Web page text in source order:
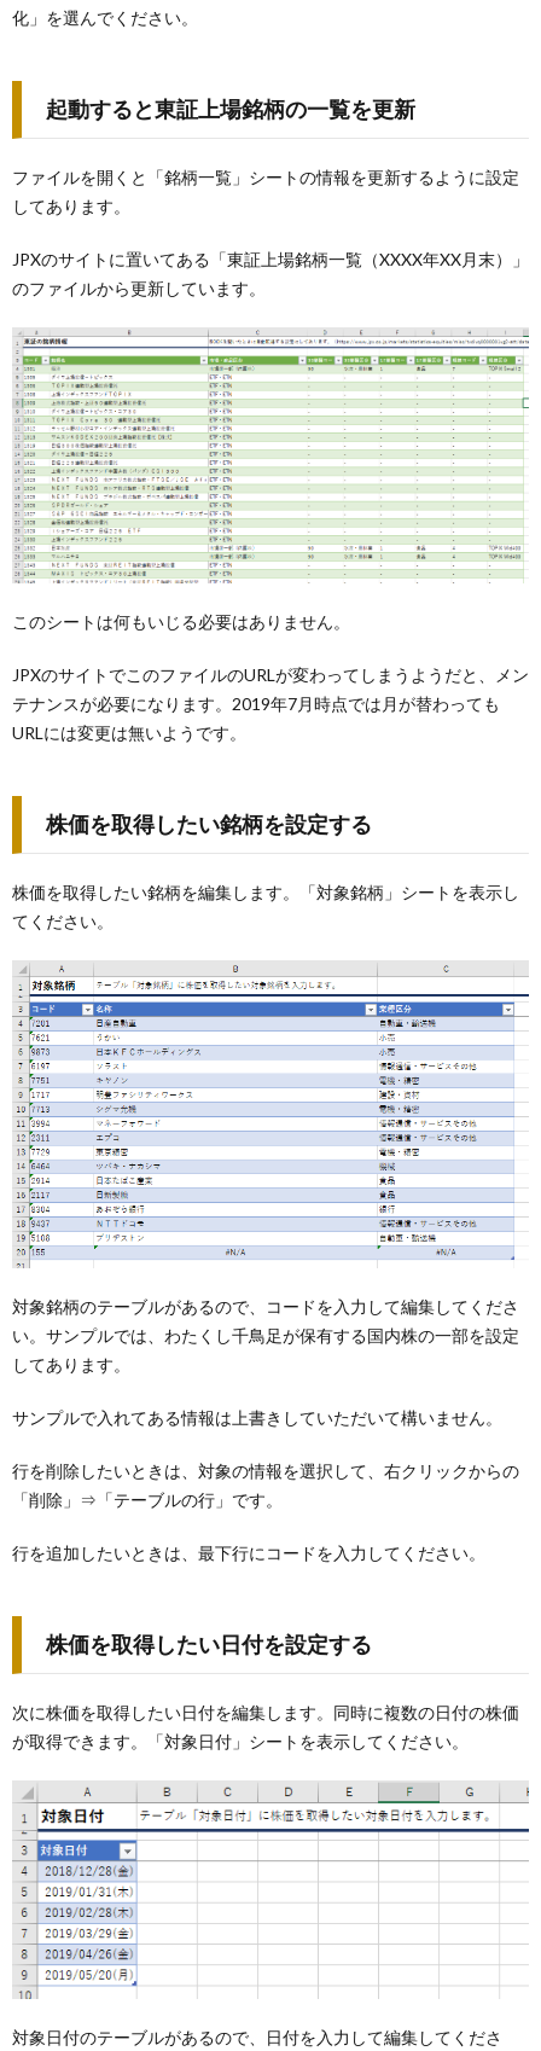
化」を選んでください。
起動すると東証上場銘柄の一覧を更新
ファイルを開くと「銘柄一覧」シートの情報を更新するように設定
してあります。
JPXのサイトに置いてある「東証上場銘柄一覧（XXXX年XX月末）」
のファイルから更新しています。
このシートは何もいじる必要はありません。
JPXのサイトでこのファイルのURLが変わってしまうようだと、メン
テナンスが必要になります。2019年7月時点では月が替わっても
URLには変更は無いようです。
株価を取得したい銘柄を設定する
株価を取得したい銘柄を編集します。「対象銘柄」シートを表示し
てください。
対象銘柄のテーブルがあるので、コードを入力して編集してくださ
い。サンプルでは、わたくし千鳥足が保有する国内株の一部を設定
してあります。
サンプルで入れてある情報は上書きしていただいて構いません。
行を削除したいときは、対象の情報を選択して、右クリックからの
「削除」⇒「テーブルの行」です。
行を追加したいときは、最下行にコードを入力してください。
株価を取得したい日付を設定する
次に株価を取得したい日付を編集します。同時に複数の日付の株価
が取得できます。「対象日付」シートを表示してください。
対象日付のテーブルがあるので、日付を入力して編集してくださ